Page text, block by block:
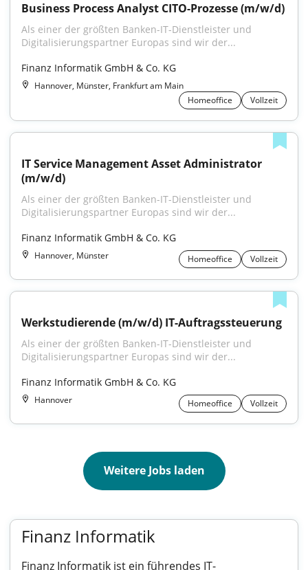
Business Process Analyst CITO-Prozesse (m/w/d)
Als einer der größten Banken-IT-Dienstleister und
Digitalisierungspartner Europas sind wir der...
Finanz Informatik GmbH & Co. KG
Hannover, Münster, Frankfurt am Main
Homeoffice
Vollzeit
IT Service Management Asset Administrator
(m/w/d)
Als einer der größten Banken-IT-Dienstleister und
Digitalisierungspartner Europas sind wir der...
Finanz Informatik GmbH & Co. KG
Hannover, Münster Homeoffice Vollzeit
Werkstudierende (m/w/d) IT-Auftragssteuerung
Als einer der größten Banken-IT-Dienstleister und
Digitalisierungspartner Europas sind wir der...
Finanz Informatik GmbH & Co. KG
Hannover Homeoffice Vollzeit
Weitere Jobs laden
Finanz Informatik
Finanz Informatik ist ein führendes IT-